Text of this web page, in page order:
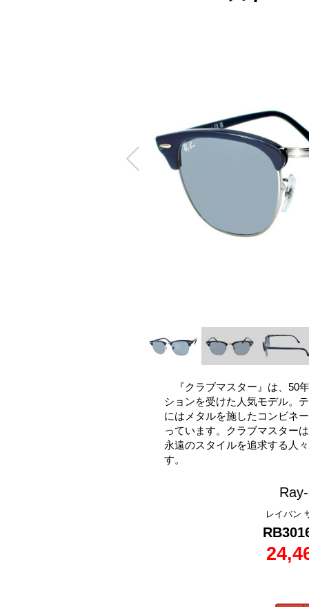
『クラブマスター』は、50
ションを受けた人気モデル。
にはメタルを施したコンビネ
っています。クラブマスター
永遠のスタイルを追求する人
す。
レイバン